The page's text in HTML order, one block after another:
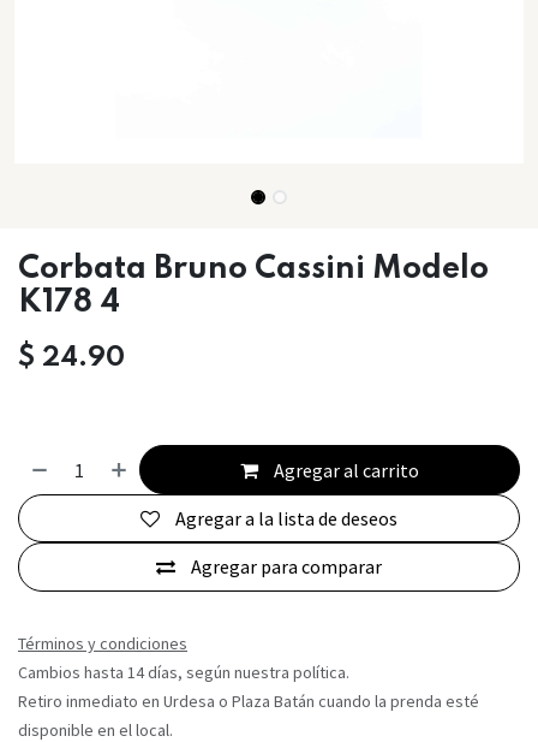
Corbata Bruno Cassini Modelo
K178 4
$ 24.90
Agregar al carrito
Agregar para comparar
Agregar a la lista de deseos
Términos y condiciones
Cambios hasta 14 días, según nuestra política.
Retiro inmediato en Urdesa o Plaza Batán cuando la prenda esté
disponible en el local.